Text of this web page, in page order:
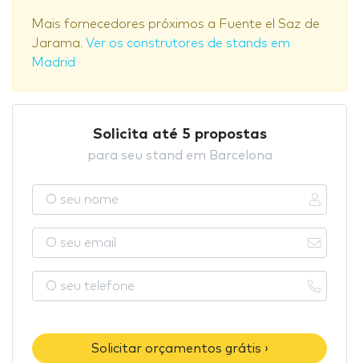
Mais fornecedores próximos a Fuente el Saz de
Jarama. Ver os construtores de stands em
Madrid
Solicita até 5 propostas
para seu stand em Barcelona
Solicitar orçamentos grátis ›